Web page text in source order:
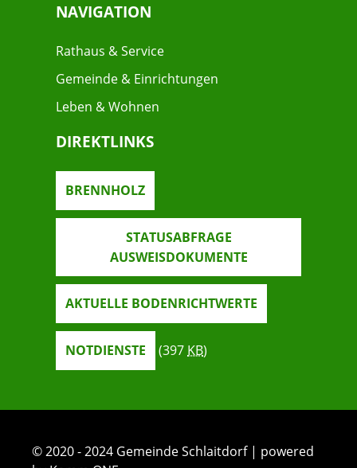
NAVIGATION
Rathaus & Service
Gemeinde & Einrichtungen
Leben & Wohnen
DIREKTLINKS
BRENNHOLZ
STATUSABFRAGE
AUSWEISDOKUMENTE
AKTUELLE BODENRICHTWERTE
NOTDIENSTE (397 KB)
© 2020 - 2024 Gemeinde Schlaitdorf | powered